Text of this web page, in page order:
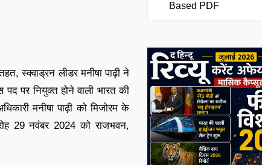
स्क्वाड्रन लीडर मनीषा पाढ़ी ने
पद पर नियुक्त होने वाली भारत की
मनीषा पाढ़ी को मिजोरम के
29 नवंबर 2024 को राजभवन,
Based PDF